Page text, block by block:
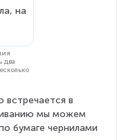
два
встречается в
мы можем
бумаге чернилами